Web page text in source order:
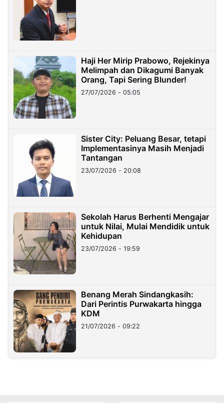
Haji Her Mirip Prabowo, Rejekinya
Melimpah dan Dikagumi Banyak
Orang, Tapi Sering Blunder!
27/07/2026 - 05:05
Sister City: Peluang Besar, tetapi
Implementasinya Masih Menjadi
Tantangan
23/07/2026 - 20:08
Sekolah Harus Berhenti Mengajar
untuk Nilai, Mulai Mendidik untuk
Kehidupan
23/07/2026 - 19:59
Benang Merah Sindangkasih:
Dari Perintis Purwakarta hingga
KDM
21/07/2026 - 09:22